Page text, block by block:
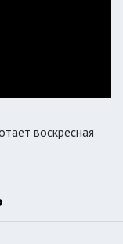
воскресная